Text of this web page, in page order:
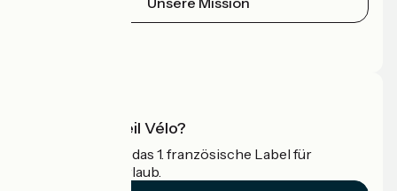
Was ist Accueil Vélo?
Accueil Vélo ist das 1. französische Label für
Radfahrer im Urlaub.